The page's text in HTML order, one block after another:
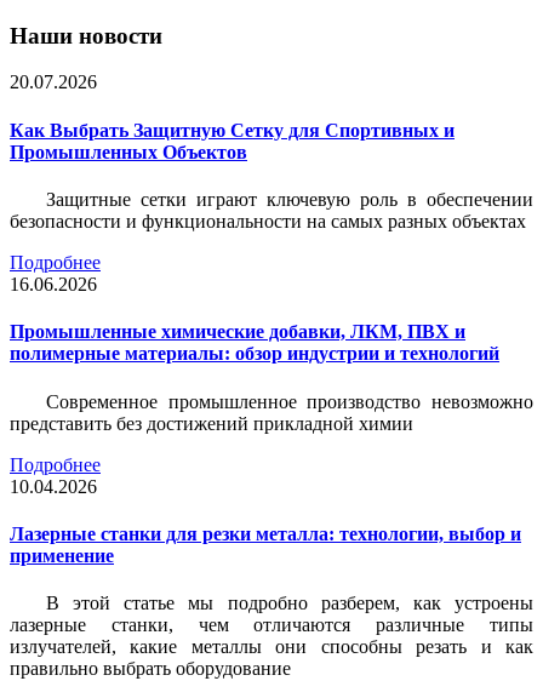
Наши новости
20.07.2026
Как Выбрать Защитную Сетку для Спортивных и
Промышленных Объектов
Защитные сетки играют ключевую роль в обеспечении
безопасности и функциональности на самых разных объектах
Подробнее
16.06.2026
Промышленные химические добавки, ЛКМ, ПВХ и
полимерные материалы: обзор индустрии и технологий
Современное промышленное производство невозможно
представить без достижений прикладной химии
Подробнее
10.04.2026
Лазерные станки для резки металла: технологии, выбор и
применение
В этой статье мы подробно разберем, как устроены
лазерные станки, чем отличаются различные типы
излучателей, какие металлы они способны резать и как
правильно выбрать оборудование